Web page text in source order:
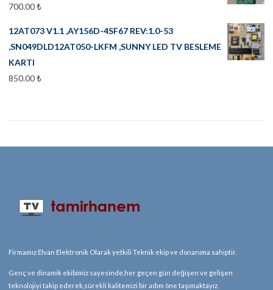
700.00₺
12AT073 V1.1 ,AY156D-4SF67 REV:1.0-53
,SN049DLD12AT050-LKFM ,SUNNY LED TV BESLEME
KARTI
850.00₺
Firmamız Elvan Elektronik Olarak yetkili Teknik ekip ve donanıma sahiptir.
Genç ve dinamik ekibimiz sayesinde,her geçen gün değişen ve gelişen
teknolojiyi takip ederek,sürekli kalitemizi bir adım öne taşımaktayız.